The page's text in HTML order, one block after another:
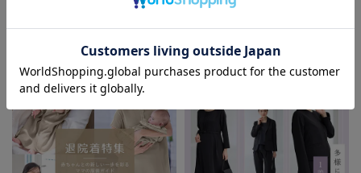
清楚なお宮参り服
お気に入り商品を確認する